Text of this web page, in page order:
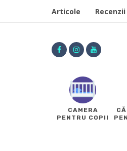
Articole Recenzii
CAMERA
PENTRU COPII